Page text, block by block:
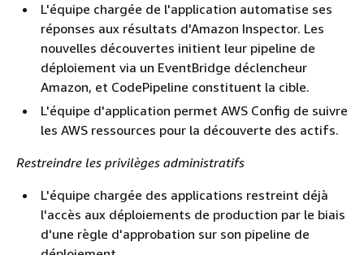
L'équipe chargée de l'application automatise ses
réponses aux résultats d'Amazon Inspector. Les
nouvelles découvertes initient leur pipeline de
déploiement via un EventBridge déclencheur
Amazon, et CodePipeline constituent la cible.
L'équipe d'application permet AWS Config de suivre
les AWS ressources pour la découverte des actifs.
Restreindre les privilèges administratifs
L'équipe chargée des applications restreint déjà
l'accès aux déploiements de production par le biais
d'une règle d'approbation sur son pipeline de